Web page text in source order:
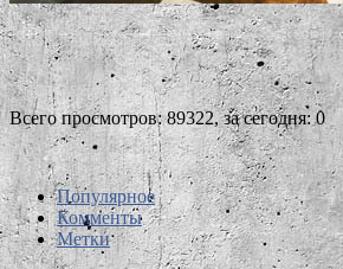
Всего просмотров: 89322, за сегодня: 0
Популярное
Комменты
Метки